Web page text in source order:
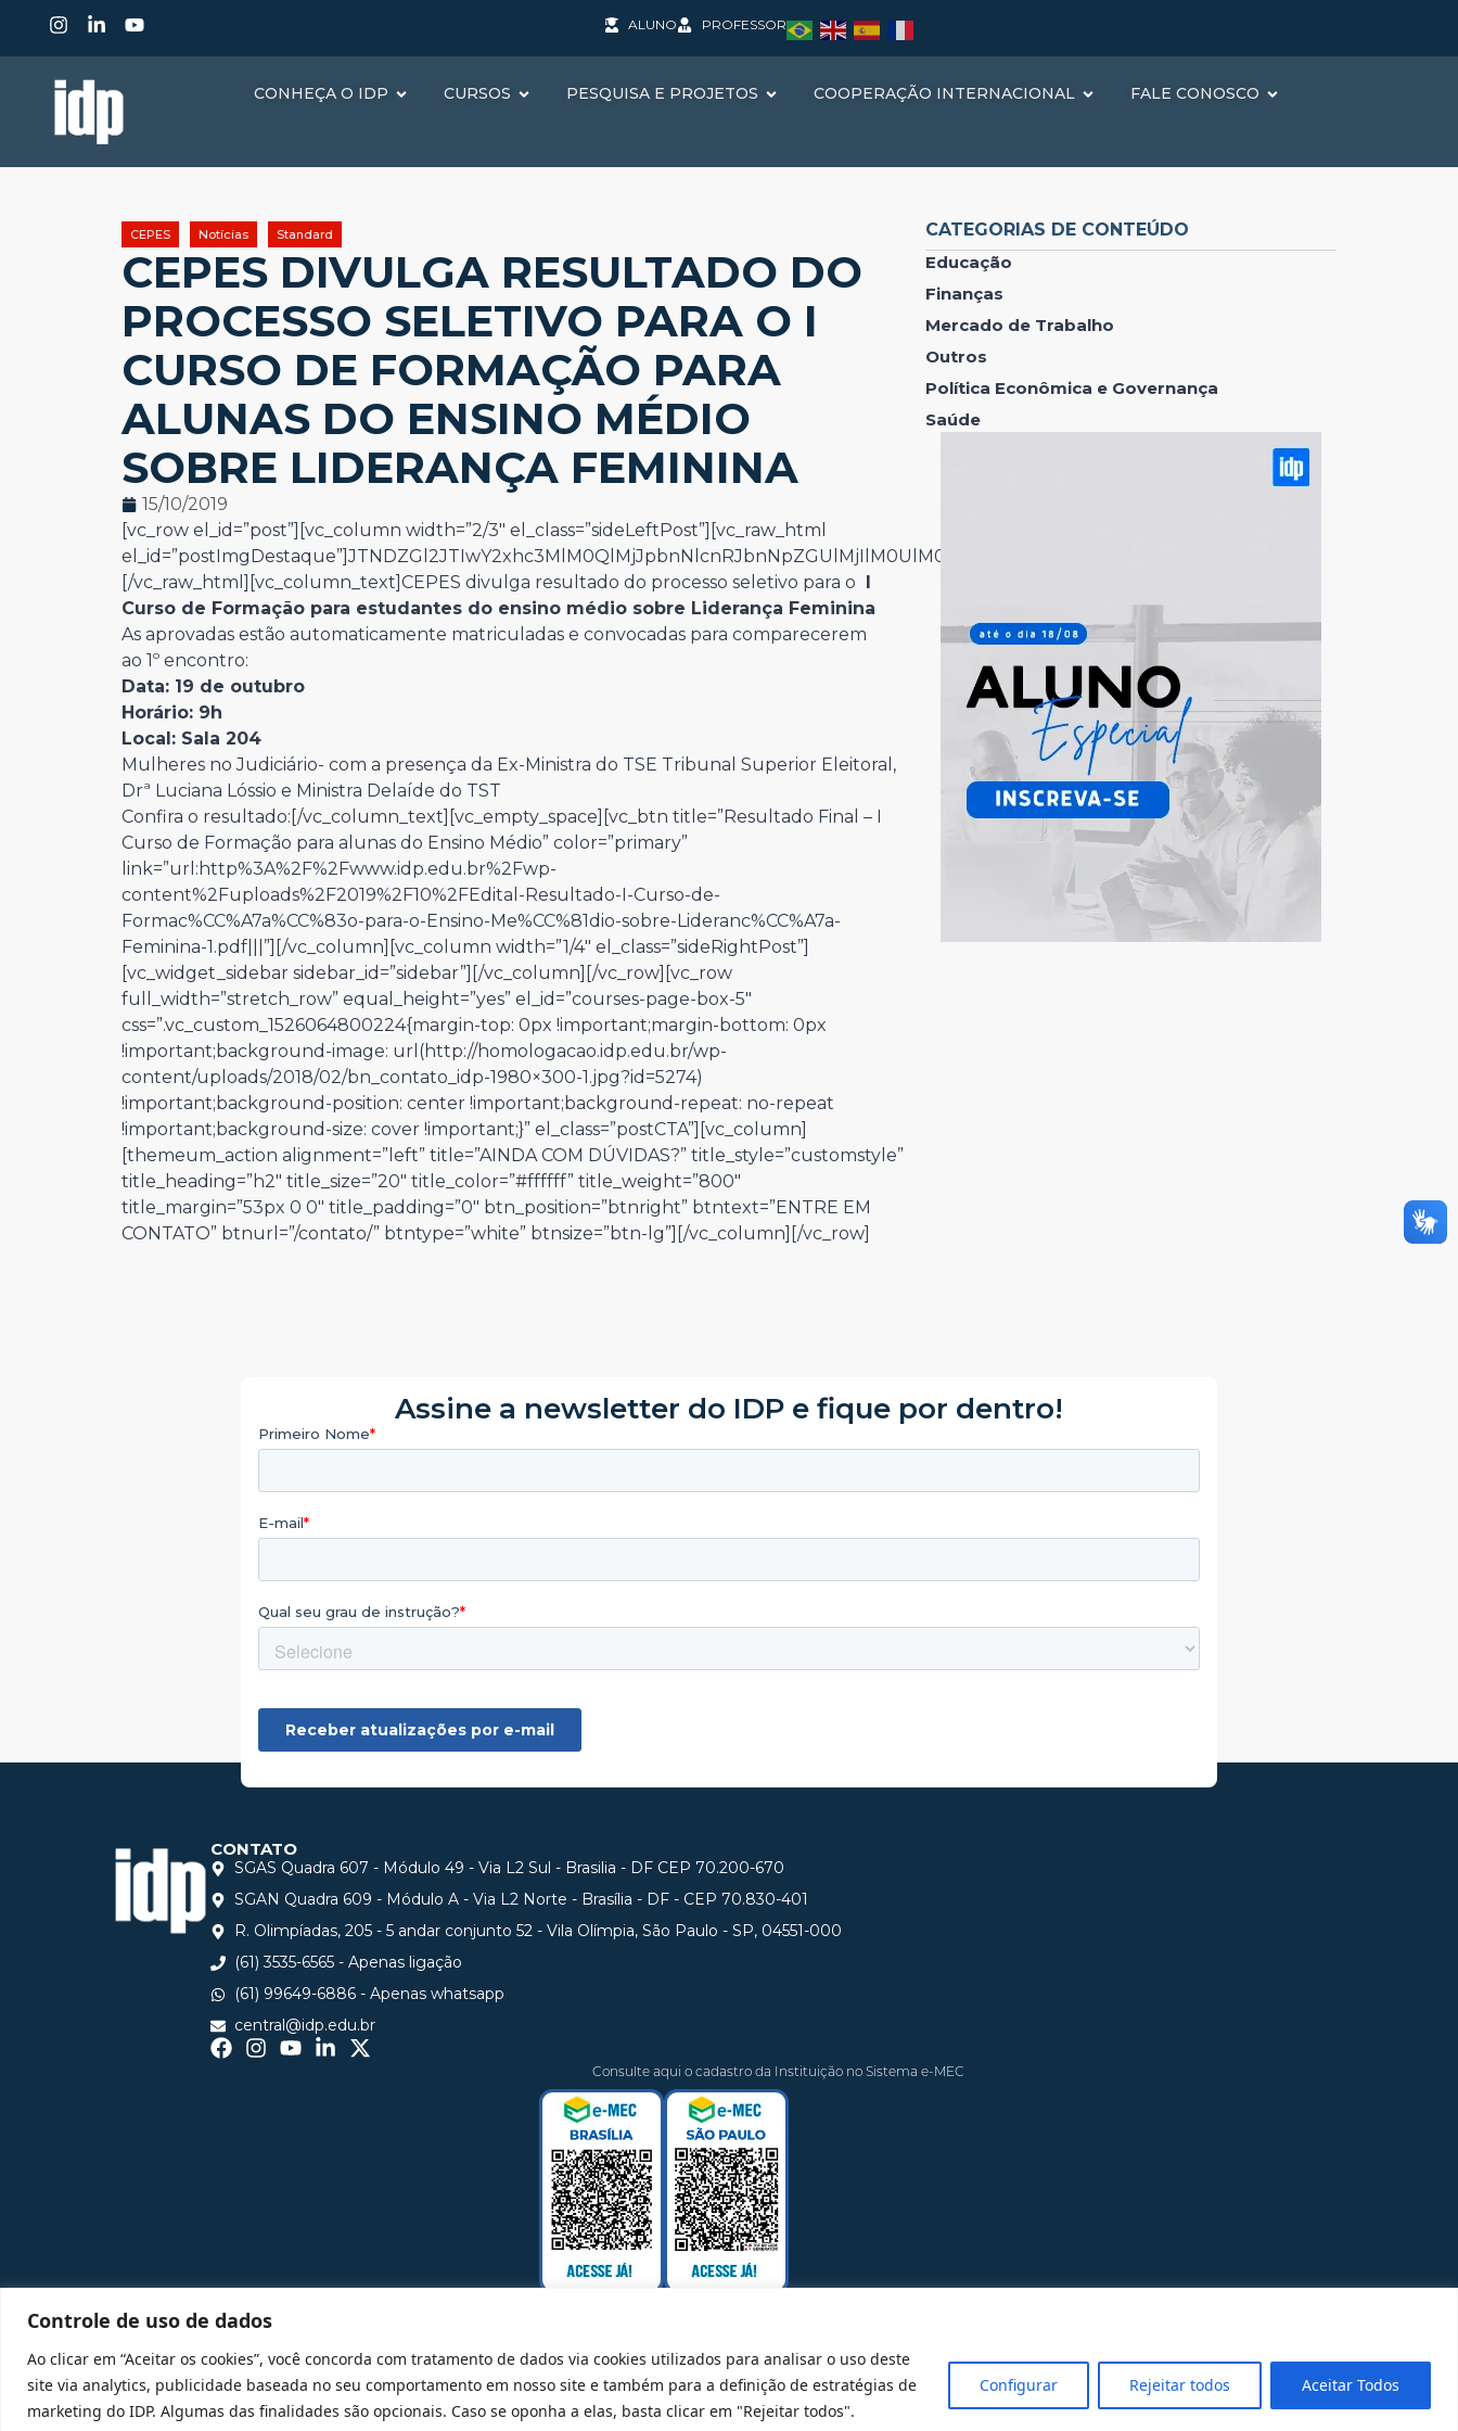
Controle de uso de dados
Ao clicar em “Aceitar os cookies”, você concorda com tratamento de dados via cookies utilizados para analisar o uso deste
site via analytics, publicidade baseada no seu comportamento em nosso site e também para a definição de estratégias de
marketing do IDP. Algumas das finalidades são opcionais. Caso se oponha a elas, basta clicar em "Rejeitar todos".
Configurar Rejeitar todos Aceitar Todos
ALUNO PROFESSOR
CONHEÇA O IDP CURSOS PESQUISA E PROJETOS COOPERAÇÃO INTERNACIONAL FALE CONOSCO
CEPES Notícias Standard
CEPES DIVULGA RESULTADO DO
PROCESSO SELETIVO PARA O I
CURSO DE FORMAÇÃO PARA
ALUNAS DO ENSINO MÉDIO
SOBRE LIDERANÇA FEMININA
15/10/2019
[vc_row el_id=”post”][vc_column width=”2/3″ el_class=”sideLeftPost”][vc_raw_html
el_id=”postImgDestaque”]JTNDZGl2JTIwY2xhc3MlM0QlMjJpbnNlcnRJbnNpZGUlMjIlM0UlM0MlMkZkaXYlM0U=
[/vc_raw_html][vc_column_text]CEPES divulga resultado do processo seletivo para o I
Curso de Formação para estudantes do ensino médio sobre Liderança Feminina
As aprovadas estão automaticamente matriculadas e convocadas para comparecerem
ao 1º encontro:
Data: 19 de outubro
Horário: 9h
Local: Sala 204
Mulheres no Judiciário- com a presença da Ex-Ministra do TSE Tribunal Superior Eleitoral,
Drª Luciana Lóssio e Ministra Delaíde do TST
Confira o resultado:[/vc_column_text][vc_empty_space][vc_btn title=”Resultado Final – I
Curso de Formação para alunas do Ensino Médio” color=”primary”
link=”url:http%3A%2F%2Fwww.idp.edu.br%2Fwp-
content%2Fuploads%2F2019%2F10%2FEdital-Resultado-I-Curso-de-
Formac%CC%A7a%CC%83o-para-o-Ensino-Me%CC%81dio-sobre-Lideranc%CC%A7a-
Feminina-1.pdf|||”][/vc_column][vc_column width=”1/4″ el_class=”sideRightPost”]
[vc_widget_sidebar sidebar_id=”sidebar”][/vc_column][/vc_row][vc_row
full_width=”stretch_row” equal_height=”yes” el_id=”courses-page-box-5″
css=”.vc_custom_1526064800224{margin-top: 0px !important;margin-bottom: 0px
!important;background-image: url(http://homologacao.idp.edu.br/wp-
content/uploads/2018/02/bn_contato_idp-1980×300-1.jpg?id=5274)
!important;background-position: center !important;background-repeat: no-repeat
!important;background-size: cover !important;}” el_class=”postCTA”][vc_column]
[themeum_action alignment=”left” title=”AINDA COM DÚVIDAS?” title_style=”customstyle”
title_heading=”h2″ title_size=”20″ title_color=”#ffffff” title_weight=”800″
title_margin=”53px 0 0″ title_padding=”0″ btn_position=”btnright” btntext=”ENTRE EM
CONTATO” btnurl=”/contato/” btntype=”white” btnsize=”btn-lg”][/vc_column][/vc_row]
CATEGORIAS DE CONTEÚDO
Educação
Finanças
Mercado de Trabalho
Outros
Política Econômica e Governança
Saúde
Assine a newsletter do IDP e fique por dentro!
CONTATO
SGAS Quadra 607 - Módulo 49 - Via L2 Sul - Brasilia - DF CEP 70.200-670
SGAN Quadra 609 - Módulo A - Via L2 Norte - Brasília - DF - CEP 70.830-401
R. Olimpíadas, 205 - 5 andar conjunto 52 - Vila Olímpia, São Paulo - SP, 04551-000
(61) 3535-6565 - Apenas ligação
(61) 99649-6886 - Apenas whatsapp
central@idp.edu.br
Consulte aqui o cadastro da Instituição no Sistema e-MEC
@ 2025 Todos Direitos Reservados